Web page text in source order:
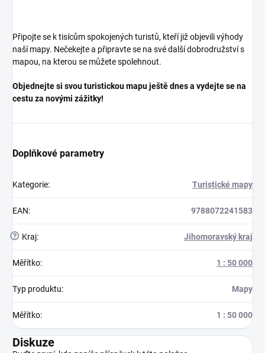
Připojte se k tisícům spokojených turistů, kteří již objevili výhody
naší mapy. Nečekejte a připravte se na své další dobrodružství s
mapou, na kterou se můžete spolehnout.
Objednejte si svou turistickou mapu ještě dnes a vydejte se na
cestu za novými zážitky!
Doplňkové parametry
Kategorie: Turistické mapy
EAN: 9788072241583
? Kraj: Jihomoravský kraj
Měřítko: 1 : 50 000
Typ produktu: Mapy
Měřítko: 1 : 50 000
Diskuze